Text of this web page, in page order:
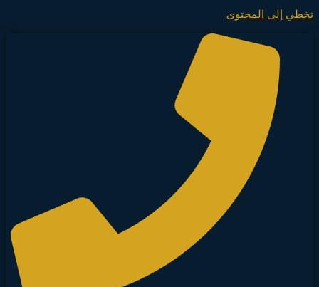
تخطي إلى المحتوى